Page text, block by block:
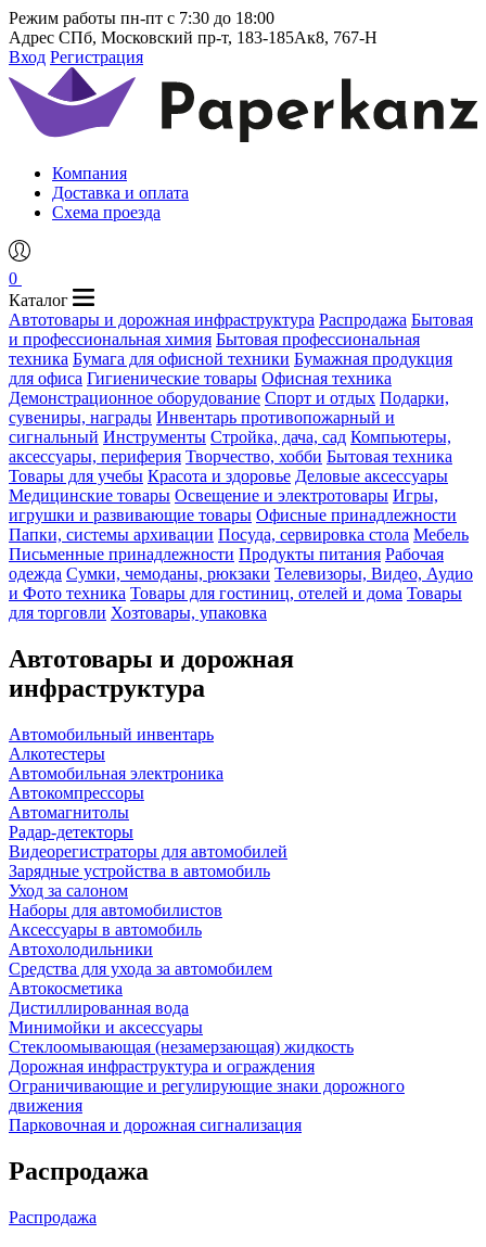
Режим работы пн-пт с 7:30 до 18:00
Адрес СПб, Московский пр-т, 183-185Ак8, 767-Н
Вход Регистрация
Компания
Доставка и оплата
Схема проезда
0
Каталог
Автотовары и дорожная инфраструктура Распродажа Бытовая
и профессиональная химия Бытовая профессиональная
техника Бумага для офисной техники Бумажная продукция
для офиса Гигиенические товары Офисная техника
Демонстрационное оборудование Спорт и отдых Подарки,
сувениры, награды Инвентарь противопожарный и
сигнальный Инструменты Стройка, дача, сад Компьютеры,
аксессуары, периферия Творчество, хобби Бытовая техника
Товары для учебы Красота и здоровье Деловые аксессуары
Медицинские товары Освещение и электротовары Игры,
игрушки и развивающие товары Офисные принадлежности
Папки, системы архивации Посуда, сервировка стола Мебель
Письменные принадлежности Продукты питания Рабочая
одежда Сумки, чемоданы, рюкзаки Телевизоры, Видео, Аудио
и Фото техника Товары для гостиниц, отелей и дома Товары
для торговли Хозтовары, упаковка
Автотовары и дорожная
инфраструктура
Автомобильный инвентарь
Алкотестеры
Автомобильная электроника
Автокомпрессоры
Автомагнитолы
Радар-детекторы
Видеорегистраторы для автомобилей
Зарядные устройства в автомобиль
Уход за салоном
Наборы для автомобилистов
Аксессуары в автомобиль
Автохолодильники
Средства для ухода за автомобилем
Автокосметика
Дистиллированная вода
Минимойки и аксессуары
Стеклоомывающая (незамерзающая) жидкость
Дорожная инфраструктура и ограждения
Ограничивающие и регулирующие знаки дорожного
движения
Парковочная и дорожная сигнализация
Распродажа
Распродажа